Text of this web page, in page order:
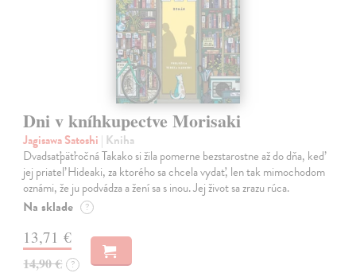
Dni v kníhkupectve Morisaki
Jagisawa Satoshi | Kniha
Dvadsaťpäťročná Takako si žila pomerne bezstarostne až do dňa, keď
jej priateľ Hideaki, za ktorého sa chcela vydať, len tak mimochodom
oznámi, že ju podvádza a žení sa s inou. Jej život sa zrazu rúca.
Na sklade ?
13,71 €
14,90 € ?